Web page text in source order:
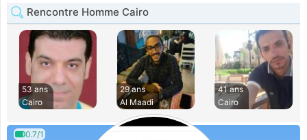
Rencontre Homme Cairo
53 ans
Cairo
29 ans
Al Maadi
41 ans
Cairo
0.7/1